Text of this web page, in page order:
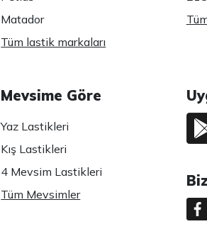
Matador
Tüm lastik markaları
Mevsime Göre
Yaz Lastikleri
Kış Lastikleri
4 Mevsim Lastikleri
Tüm Mevsimler